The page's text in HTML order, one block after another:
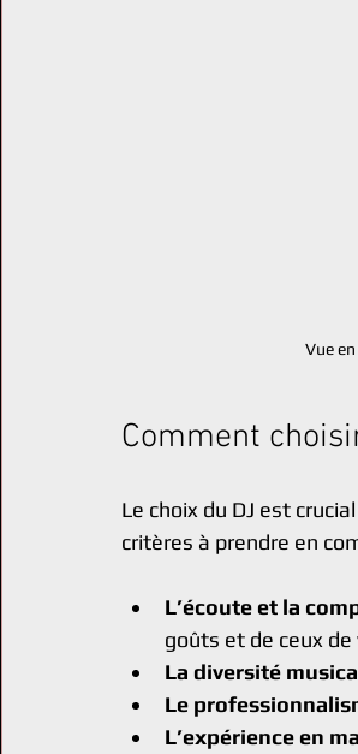
Vue
Comment
Le choix du DJ est
critères à prendre en
L’écoute et la
goûts et de ceux de
La diversité
Le
L’expérience en